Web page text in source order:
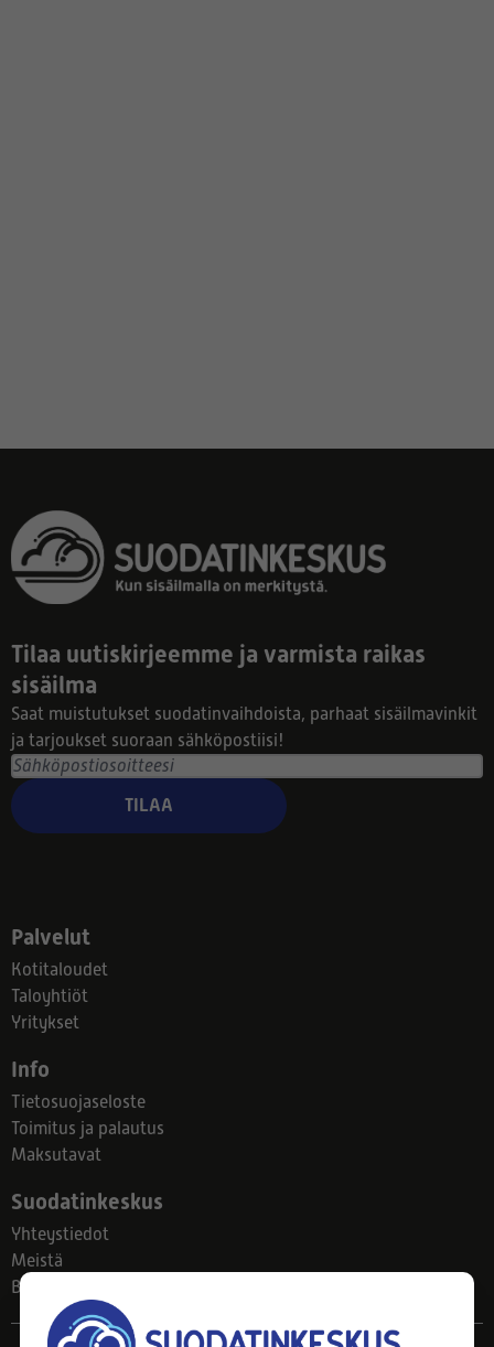
Tilaa uutiskirjeemme ja varmista raikas
sisäilma
Saat muistutukset suodatinvaihdoista, parhaat sisäilmavinkit
ja tarjoukset suoraan sähköpostiisi!
TILAA
Palvelut
Kotitaloudet
Taloyhtiöt
Yritykset
Info
Tietosuojaseloste
Toimitus ja palautus
Maksutavat
Suodatinkeskus
Yhteystiedot
Meistä
Blogi